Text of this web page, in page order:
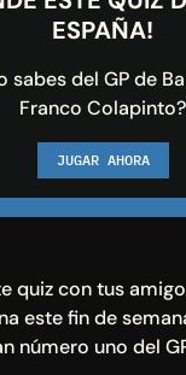
ESPAÑA!
sabes del GP de
Franco Colapinto?
JUGAR AHORA
quiz con tus
este fin de
número uno del